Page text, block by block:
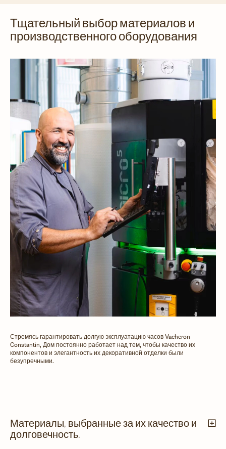
Тщательный выбор материалов и
производственного оборудования
Стремясь гарантировать долгую эксплуатацию часов Vacheron
Constantin, Дом постоянно работает над тем, чтобы качество их
компонентов и элегантность их декоративной отделки были
безупречными.
Материалы, выбранные за их качество и
долговечность.